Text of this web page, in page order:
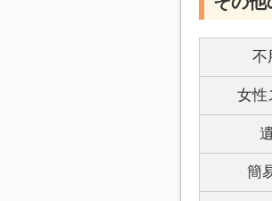
不
女性
簡